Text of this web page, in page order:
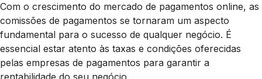
Com o crescimento do mercado de pagamentos online, as
comissões de pagamentos se tornaram um aspecto
fundamental para o sucesso de qualquer negócio. É
essencial estar atento às taxas e condições oferecidas
pelas empresas de pagamentos para garantir a